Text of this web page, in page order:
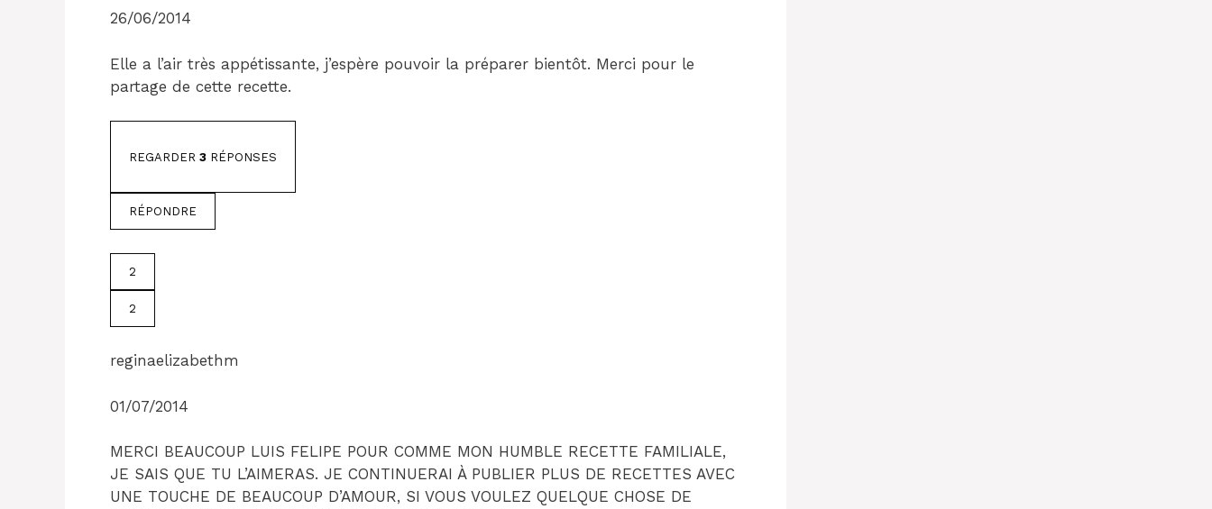
26/06/2014
Elle a l’air très appétissante, j’espère pouvoir la préparer bientôt. Merci pour le
partage de cette recette.
REGARDER 3 RÉPONSES
RÉPONDRE
2
2
reginaelizabethm
01/07/2014
MERCI BEAUCOUP LUIS FELIPE POUR COMME MON HUMBLE RECETTE FAMILIALE,
JE SAIS QUE TU L’AIMERAS. JE CONTINUERAI À PUBLIER PLUS DE RECETTES AVEC
UNE TOUCHE DE BEAUCOUP D’AMOUR, SI VOUS VOULEZ QUELQUE CHOSE DE